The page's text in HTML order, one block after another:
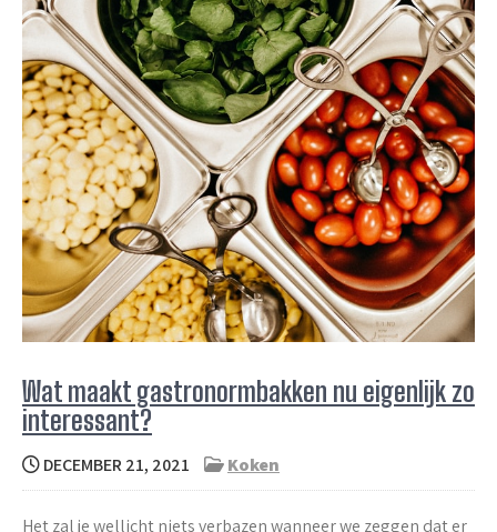
Wat maakt gastronormbakken nu eigenlijk zo
interessant?
DECEMBER 21, 2021 Koken
Het zal je wellicht niets verbazen wanneer we zeggen dat er